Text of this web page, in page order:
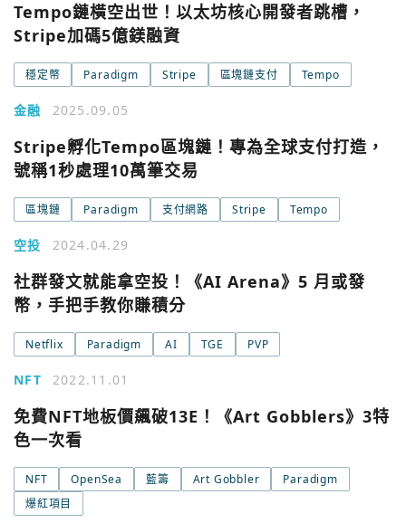
Tempo鏈橫空出世！以太坊核心開發者跳槽，
Stripe加碼5億鎂融資
穩定幣 Paradigm Stripe 區塊鏈支付 Tempo
金融 2025.09.05
Stripe孵化Tempo區塊鏈！專為全球支付打造，
號稱1秒處理10萬筆交易
區塊鏈 Paradigm 支付網路 Stripe Tempo
空投 2024.04.29
社群發文就能拿空投！《AI Arena》5 月或發
幣，手把手教你賺積分
Netflix Paradigm AI TGE PVP
NFT 2022.11.01
免費NFT地板價飆破13E！《Art Gobblers》3特
色一次看
NFT OpenSea 藍籌 Art Gobbler
Paradigm
爆紅項目
今日熱門
使用以下帳號繼續
Google
繼續表示您已同意
您已閒置5分鐘，請點擊關閉按鈕或空白處，即可回到加密
今日熱門
關閉